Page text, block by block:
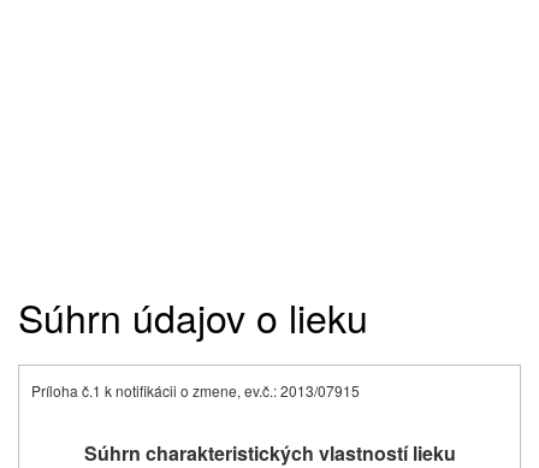
Súhrn údajov o lieku
Príloha č.1 k notifikácii o zmene, ev.č.: 2013/07915
Súhrn charakteristických vlastností lieku